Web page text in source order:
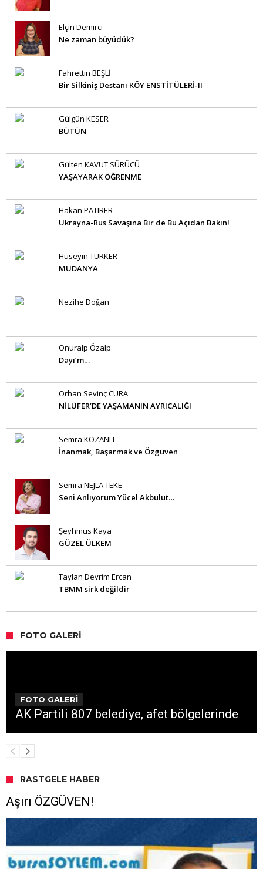
Elçin Demirci
Ne zaman büyüdük?
Fahrettin BEŞLİ
Bir Silkiniş Destanı KÖY ENSTİTÜLERİ-II
Gülgün KESER
BÜTÜN
Gülten KAVUT SÜRÜCÜ
YAŞAYARAK ÖĞRENME
Hakan PATIRER
Ukrayna-Rus Savaşına Bir de Bu Açıdan Bakın!
Hüseyin TÜRKER
MUDANYA
Nezihe Doğan
Onuralp Özalp
Dayı’m…
Orhan Sevinç CURA
NİLÜFER’DE YAŞAMANIN AYRICALIĞI
Semra KOZANLI
İnanmak, Başarmak ve Özgüven
Semra NEJLA TEKE
Seni Anlıyorum Yücel Akbulut…
Şeyhmus Kaya
GÜZEL ÜLKEM
Taylan Devrim Ercan
TBMM sirk değildir
FOTO GALERI
FOTO GALERİ
AK Partili 807 belediye, afet bölgelerinde
RASTGELE HABER
Aşırı ÖZGÜVEN!